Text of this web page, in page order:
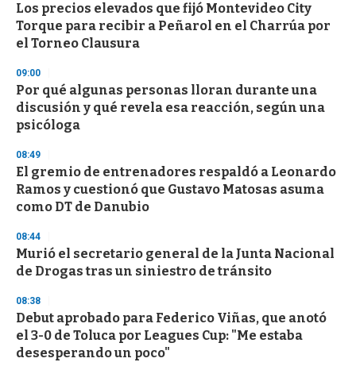
Los precios elevados que fijó Montevideo City
Torque para recibir a Peñarol en el Charrúa por
el Torneo Clausura
09:00
Por qué algunas personas lloran durante una
discusión y qué revela esa reacción, según una
psicóloga
08:49
El gremio de entrenadores respaldó a Leonardo
Ramos y cuestionó que Gustavo Matosas asuma
como DT de Danubio
08:44
Murió el secretario general de la Junta Nacional
de Drogas tras un siniestro de tránsito
08:38
Debut aprobado para Federico Viñas, que anotó
el 3-0 de Toluca por Leagues Cup: "Me estaba
desesperando un poco"